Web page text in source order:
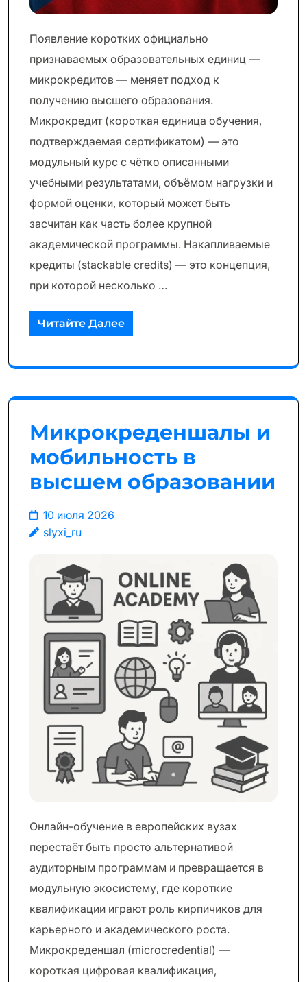
Появление коротких официально
признаваемых образовательных единиц —
микрокредитов — меняет подход к
получению высшего образования.
Микрокредит (короткая единица обучения,
подтверждаемая сертификатом) — это
модульный курс с чётко описанными
учебными результатами, объёмом нагрузки и
формой оценки, который может быть
засчитан как часть более крупной
академической программы. Накапливаемые
кредиты (stackable credits) — это концепция,
при которой несколько …
Читайте Далее
Микрокреденшалы и
мобильность в
высшем образовании
10 июля 2026
slyxi_ru
Онлайн-обучение в европейских вузах
перестаёт быть просто альтернативой
аудиторным программам и превращается в
модульную экосистему, где короткие
квалификации играют роль кирпичиков для
карьерного и академического роста.
Микрокреденшал (microcredential) —
короткая цифровая квалификация,